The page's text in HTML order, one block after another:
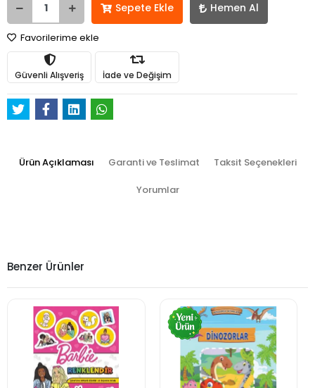
Sepete Ekle Hemen Al
Favorilerime ekle
Güvenli Alışveriş İade ve Değişim
Ürün Açıklaması Garanti ve Teslimat Taksit Seçenekleri
Yorumlar
Benzer Ürünler